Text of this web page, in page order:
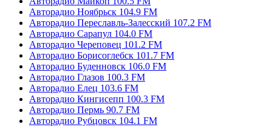
Авторадио Ноябрьск 104.9 FM
Авторадио Переславль-Залесский 107.2 FM
Авторадио Сарапул 104.0 FM
Авторадио Череповец 101.2 FM
Авторадио Борисоглебск 101.7 FM
Авторадио Буденновск 106.0 FM
Авторадио Глазов 100.3 FM
Авторадио Елец 103.6 FM
Авторадио Кингисепп 100.3 FM
Авторадио Пермь 90.7 FM
Авторадио Рубцовск 104.1 FM